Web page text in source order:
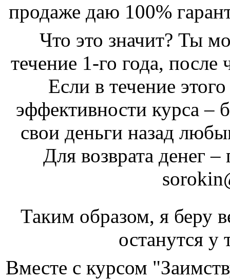
продаже даю 100%
Что это значит? Ты
течение 1-го года, после
Если в течение
эффективности курса –
свои деньги назад
Для возврата денег
Таким образом, я беру
останутся у
Вместе с курсом